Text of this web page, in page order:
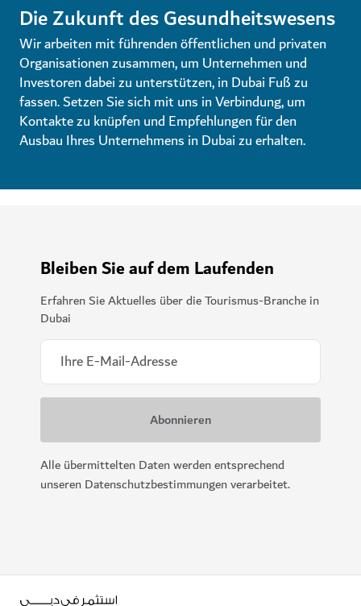
Die Zukunft des Gesundheitswesens
Wir arbeiten mit führenden öffentlichen und privaten
Organisationen zusammen, um Unternehmen und
Investoren dabei zu unterstützen, in Dubai Fuß zu
fassen. Setzen Sie sich mit uns in Verbindung, um
Kontakte zu knüpfen und Empfehlungen für den
Ausbau Ihres Unternehmens in Dubai zu erhalten.
Bleiben Sie auf dem Laufenden
Erfahren Sie Aktuelles über die Tourismus-Branche in
Dubai
Alle übermittelten Daten werden entsprechend
unseren Datenschutzbestimmungen verarbeitet.